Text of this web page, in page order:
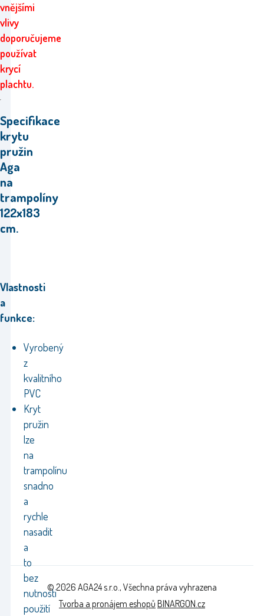
vnějšími
vlivy
doporučujeme
používat
krycí
plachtu.
Specifikace
krytu
pružin
Aga
na
trampolíny
122x183
cm.
Vlastnosti
a
funkce:
Vyrobený
z
kvalitního
PVC
Kryt
pružin
lze
na
trampolínu
snadno
a
rychle
nasadit
a
to
bez
nutnosti
použití
© 2026 AGA24 s.r.o., Všechna práva vyhrazena
Tvorba a pronájem eshopů BINARGON.cz